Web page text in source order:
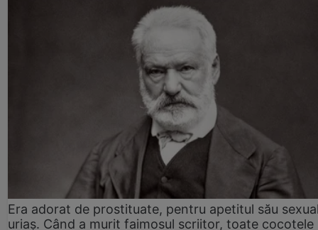
Era adorat de prostituate, pentru apetitul său
uriaș. Când a murit faimosul scriitor, toate cocotele